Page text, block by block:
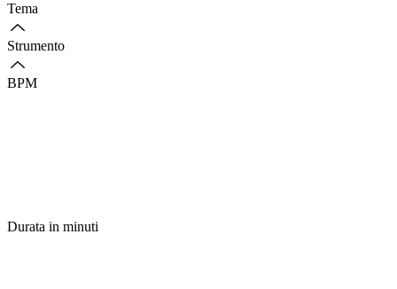
Tema
Strumento
BPM
Durata in minuti